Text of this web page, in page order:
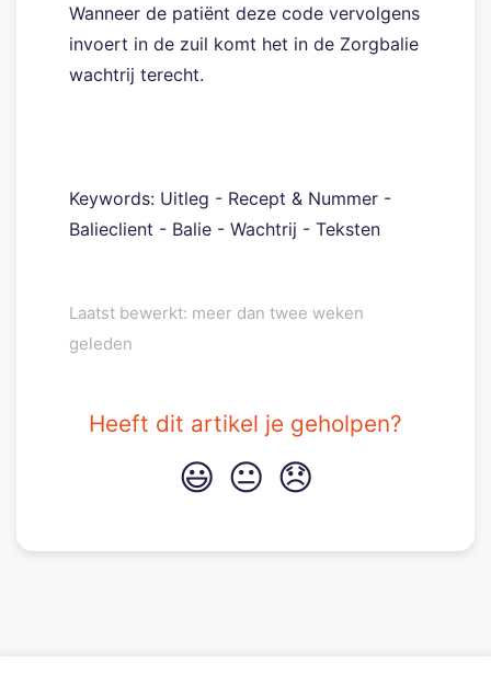
Wanneer de patiënt deze code vervolgens
invoert in de zuil komt het in de Zorgbalie
wachtrij terecht.
Keywords: Uitleg - Recept & Nummer -
Balieclient - Balie - Wachtrij - Teksten
Laatst bewerkt: meer dan twee weken
geleden
Heeft dit artikel je geholpen?
😃 😐 😞